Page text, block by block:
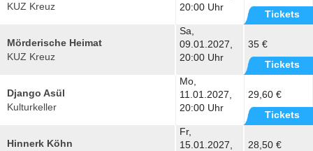
KUZ Kreuz
20:00 Uhr
Tickets
Mörderische Heimat
KUZ Kreuz
Sa,
09.01.2027,
20:00 Uhr
35 €
Tickets
Django Asül
Kulturkeller
Mo,
11.01.2027,
20:00 Uhr
29,60 €
Tickets
Hinnerk Köhn
Fr,
15.01.2027,
28,50 €